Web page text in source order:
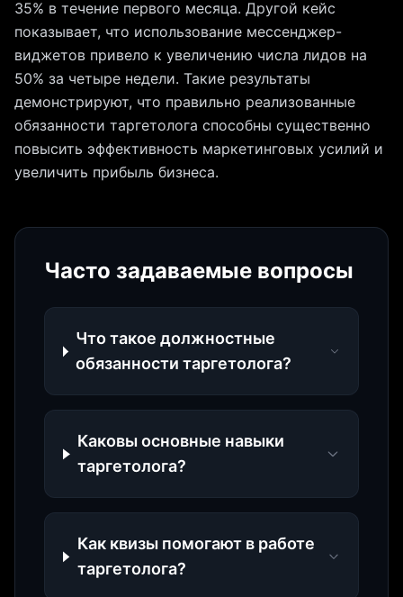
35% в течение первого месяца. Другой кейс
показывает, что использование мессенджер-
виджетов привело к увеличению числа лидов на
50% за четыре недели. Такие результаты
демонстрируют, что правильно реализованные
обязанности таргетолога способны существенно
повысить эффективность маркетинговых усилий и
увеличить прибыль бизнеса.
Часто задаваемые вопросы
Что такое должностные
обязанности таргетолога?
Каковы основные навыки
таргетолога?
Как квизы помогают в работе
таргетолога?